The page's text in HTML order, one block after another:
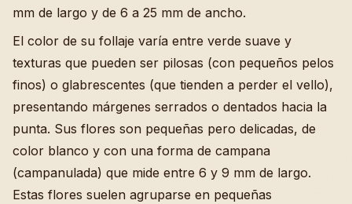
mm de largo y de 6 a 25 mm de ancho.
El color de su follaje varía entre verde suave y
texturas que pueden ser pilosas (con pequeños pelos
finos) o glabrescentes (que tienden a perder el vello),
presentando márgenes serrados o dentados hacia la
punta. Sus flores son pequeñas pero delicadas, de
color blanco y con una forma de campana
(campanulada) que mide entre 6 y 9 mm de largo.
Estas flores suelen agruparse en pequeñas